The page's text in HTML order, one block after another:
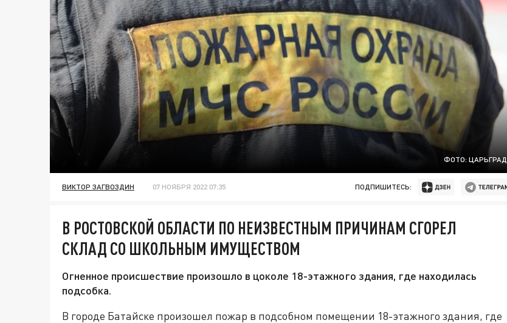
ФОТО: ЦАРЬГРАД
ВИКТОР ЗАГВОЗДИН 07 НОЯБРЯ 2022 07:35 ПОДПИШИТЕСЬ:
В РОСТОВСКОЙ ОБЛАСТИ ПО НЕИЗВЕСТНЫМ ПРИЧИНАМ СГОРЕЛ
СКЛАД СО ШКОЛЬНЫМ ИМУЩЕСТВОМ
Огненное происшествие произошло в цоколе 18-этажного здания, где находилась
подсобка.
В городе Батайске произошел пожар в подсобном помещении 18-этажного здания, где